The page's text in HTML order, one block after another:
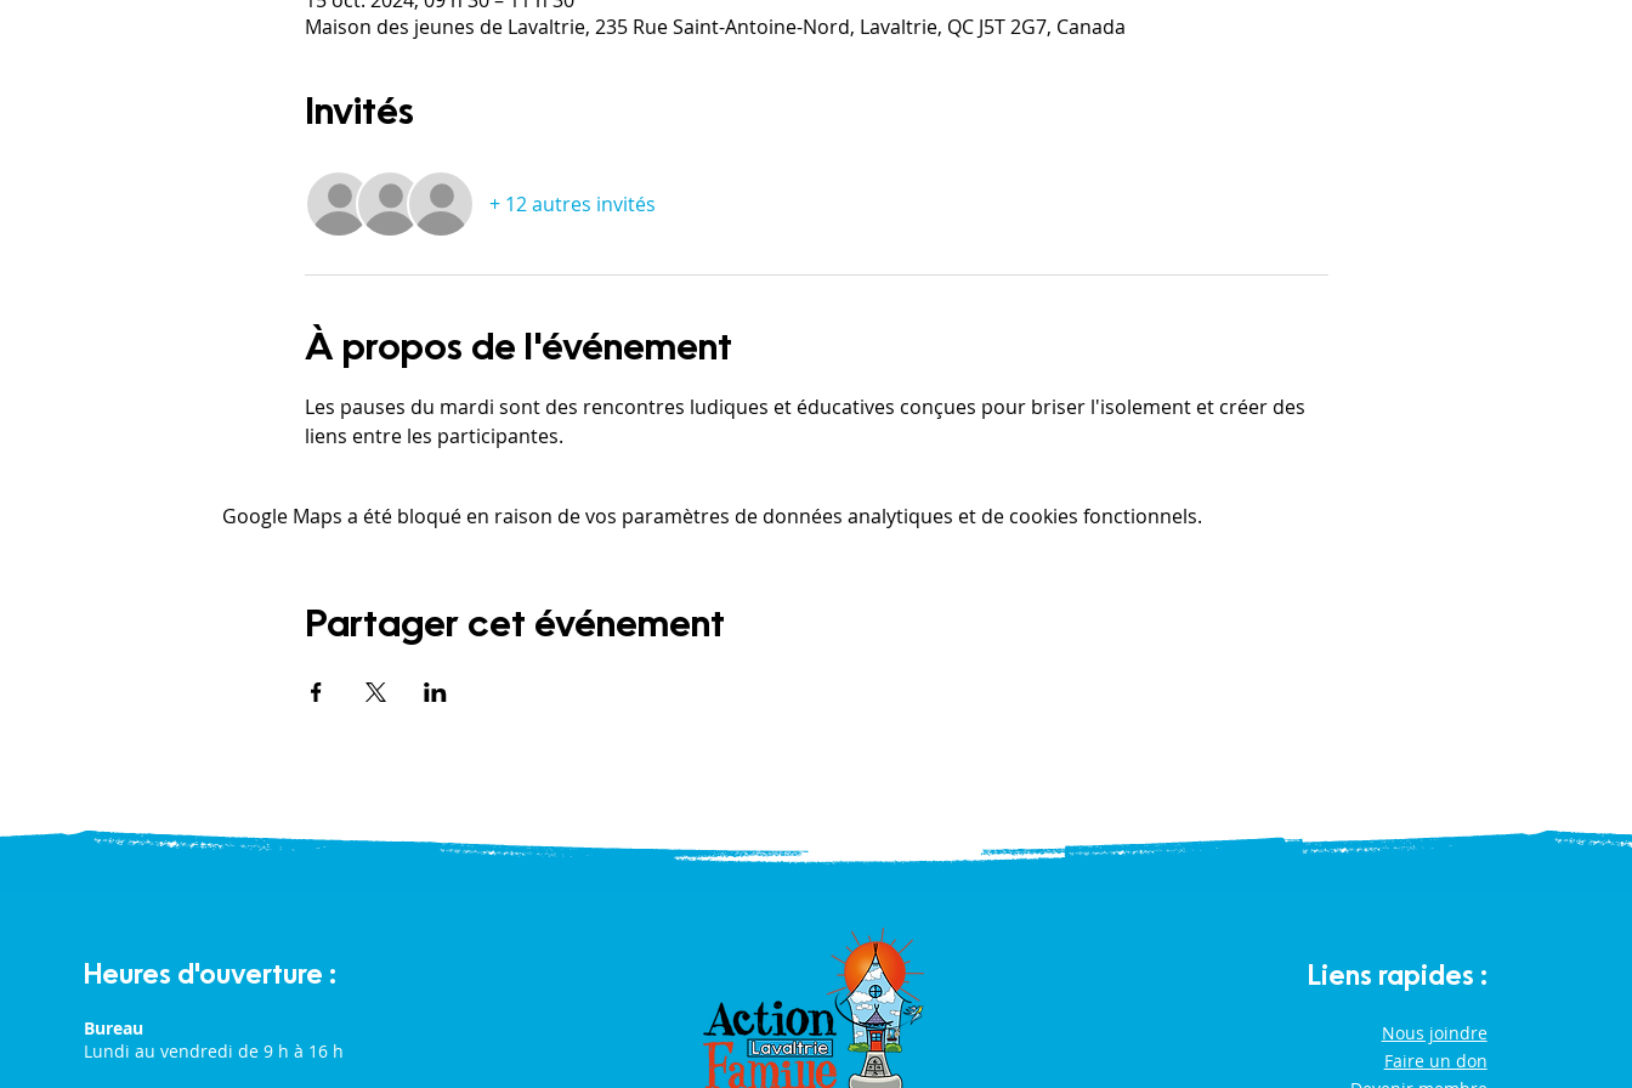
Maison des jeunes de Lavaltrie, 235 Rue Saint-Antoine-Nord, Lavaltrie, QC J5T 2G7, Canada
Invités
+ 12 autres invités
À propos de l'événement
Les pauses du mardi sont des rencontres ludiques et éducatives conçues pour briser l'isolement et créer des
liens entre les participantes.
Google Maps a été bloqué en raison de vos paramètres de données analytiques et de cookies fonctionnels.
Partager cet événement
Heures d'ouverture :
Bureau
Lundi au vendredi de 9 h à 16 h
Liens rapides :
Nous joindre
Faire un don